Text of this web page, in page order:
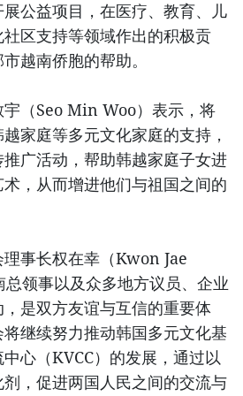
公益项目，在医疗、教育、儿
区支持等领域作出的积极贡
越南侨胞的帮助。
（Seo Min Woo）表示，将
家庭等多元文化家庭的支持，
广活动，帮助韩越家庭子女进
，从而增进他们与祖国之间的
事长权在幸（Kwon Jae
领事以及众多地方议员、企业
是双方友谊与互信的重要体
继续努力推动韩国多元文化基
心（KVCC）的发展，通过以
，促进两国人民之间的交流与